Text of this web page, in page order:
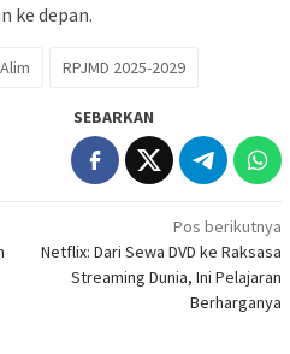
ke depan.
RPJMD 2025-2029
SEBARKAN
Pos berikutnya
Netflix: Dari Sewa DVD ke Raksasa
Streaming Dunia, Ini Pelajaran
Berharganya